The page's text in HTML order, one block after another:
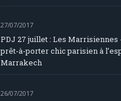
27/07/2017
PDJ 27 juillet : Les Marrisiennes
prêt-à-porter chic parisien à
Marrakech
26/07/2017